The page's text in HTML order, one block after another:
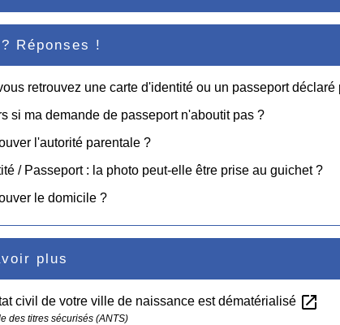
Réponses !
retrouvez une carte d'identité ou un passeport déclaré
si ma demande de passeport n'aboutit pas ?
l'autorité parentale ?
/ Passeport : la photo peut-elle être prise au guichet ?
le domicile ?
plus
civil de votre ville de naissance est dématérialisé open_in_new
des titres sécurisés (ANTS)